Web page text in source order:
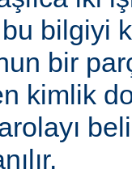
bilgiyi
bir
kimlik